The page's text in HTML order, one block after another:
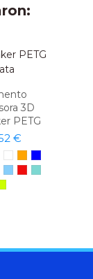
3D
PETG
€